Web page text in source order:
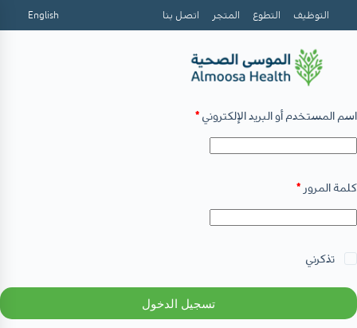
التوظيف التطوع المتجر اتصل بنا English
اسم المستخدم أو البريد الإلكتروني *
كلمة المرور *
تذكرني
تسجيل الدخول